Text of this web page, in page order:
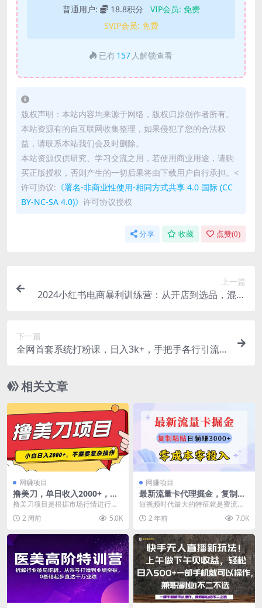
普通用户: 18.8积分 VIP会员: 免费
SVIP会员: 免费
已有 157 人解锁查看
版权声明：本站内容均来源于网络，版权归原创作者所有。
本站资源有的自互联网收集整理，如果侵犯了您的合法权
益，请联系本站我们会及时删除。
本站资源仅供研究、学习交流之用，若使用商业用途，请购
买正版授权，否则产生的一切后果将由下载用户自行承担。<
许可协议: 《署名-非商业性使用-相同方式共享 4.0 国际 (CC
BY-NC-SA 4.0)》 许可协议授权
分享 收藏 点赞(0)
上一篇
2024小红书电商暴利训练营：从开店到选品，混剪
下一篇
全网首套系统打粉课，日入3k+，手把手各行引流S
相关文章
网赚项目
撸美刀，单日收入2000+，小
白可做
撸美刀项目是根据市场行情进行分
析，其主要原理是薅平台和市场的
羊毛，这个项目我们做...
2 周前 5.0K
网赚项目
最新流量卡代理掘金，复制粘
贴日赚3000+，零成本零投
入，新手小白有手就行
短视频时代最大的特征就是费流
量。不管是刷短视频，还是看直播
打游戏，都需要大额流量...
2 年前 7.0K